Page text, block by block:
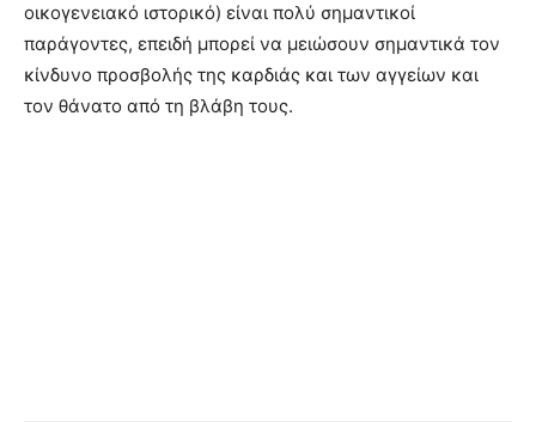
οικογενειακό ιστορικό) είναι πολύ σημαντικοί
παράγοντες, επειδή μπορεί να μειώσουν σημαντικά τον
κίνδυνο προσβολής της καρδιάς και των αγγείων και
τον θάνατο από τη βλάβη τους.